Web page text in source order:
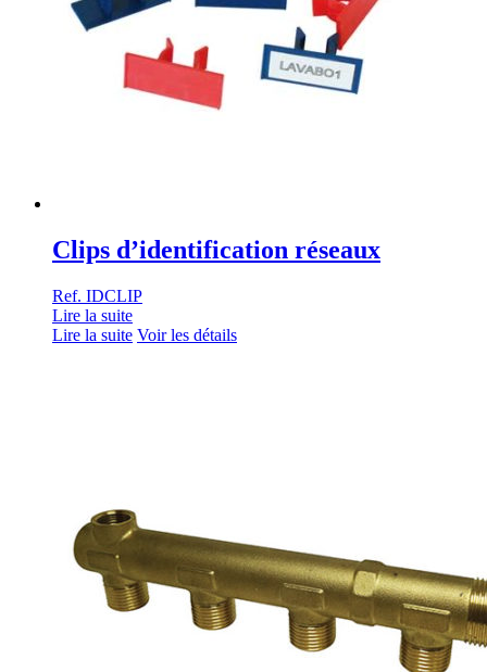
Clips d’identification réseaux
Ref. IDCLIP
Lire la suite
Lire la suite Voir les détails